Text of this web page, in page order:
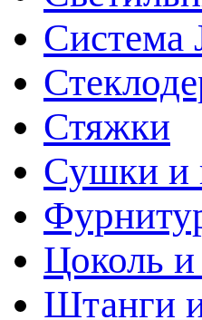
Система
Стяжки
Сушки и
Цоколь
Штанги